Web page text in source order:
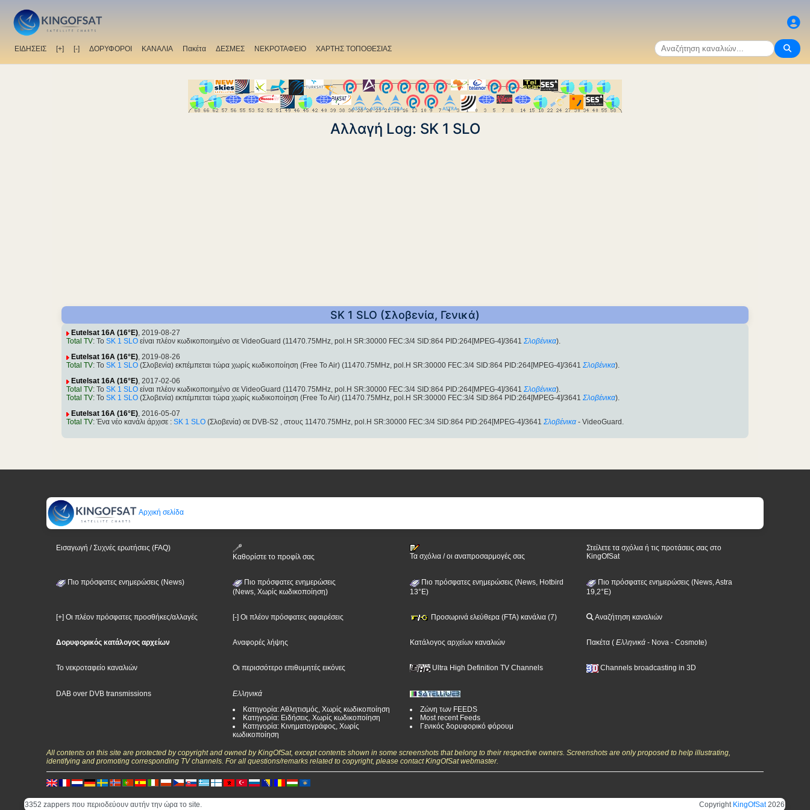
ΕΙΔΗΣΕΙΣ [+] [-] ΔΟΡΥΦΟΡΟΙ ΚΑΝΑΛΙΑ Πακέτα ΔΕΣΜΕΣ ΝΕΚΡΟΤΑΦΕΙΟ ΧΑΡΤΗΣ ΤΟΠΟΘΕΣΙΑΣ
Αλλαγή Log: SK 1 SLO
SK 1 SLO (Σλοβενία, Γενικά)
Eutelsat 16A (16°E), 2019-08-27
Total TV: Το SK 1 SLO είναι πλέον κωδικοποιημένο σε VideoGuard (11470.75MHz, pol.H SR:30000 FEC:3/4 SID:864 PID:264[MPEG-4]/3641 Σλοβένικα).
Eutelsat 16A (16°E), 2019-08-26
Total TV: Το SK 1 SLO (Σλοβενία) εκπέμπεται τώρα χωρίς κωδικοποίηση (Free To Air) (11470.75MHz, pol.H SR:30000 FEC:3/4 SID:864 PID:264[MPEG-4]/3641 Σλοβένικα).
Eutelsat 16A (16°E), 2017-02-06
Total TV: Το SK 1 SLO είναι πλέον κωδικοποιημένο σε VideoGuard (11470.75MHz, pol.H SR:30000 FEC:3/4 SID:864 PID:264[MPEG-4]/3641 Σλοβένικα).
Total TV: Το SK 1 SLO (Σλοβενία) εκπέμπεται τώρα χωρίς κωδικοποίηση (Free To Air) (11470.75MHz, pol.H SR:30000 FEC:3/4 SID:864 PID:264[MPEG-4]/3641 Σλοβένικα).
Eutelsat 16A (16°E), 2016-05-07
Total TV: Ένα νέο κανάλι άρχισε : SK 1 SLO (Σλοβενία) σε DVB-S2 , στους 11470.75MHz, pol.H SR:30000 FEC:3/4 SID:864 PID:264[MPEG-4]/3641 Σλοβένικα - VideoGuard.
Αρχική σελίδα
Εισαγωγή / Συχνές ερωτήσεις (FAQ)
Καθορίστε το προφίλ σας
Τα σχόλια / οι αναπροσαρμογές σας
Στείλετε τα σχόλια ή τις προτάσεις σας στο
KingOfSat
Πιο πρόσφατες ενημερώσεις (News)
Πιο πρόσφατες ενημερώσεις
(News, Χωρίς κωδικοποίηση)
Πιο πρόσφατες ενημερώσεις (News, Hotbird
13°E)
Πιο πρόσφατες ενημερώσεις (News, Astra
19,2°E)
[+] Οι πλέον πρόσφατες προσθήκες/αλλαγές [-] Οι πλέον πρόσφατες αφαιρέσεις Προσωρινά ελεύθερα (FTA) κανάλια (7) Αναζήτηση καναλιών
Δορυφορικός κατάλογος αρχείων Αναφορές λήψης Κατάλογος αρχείων καναλιών Πακέτα ( Ελληνικά - Nova - Cosmote)
Το νεκροταφείο καναλιών Οι περισσότερο επιθυμητές εικόνες Ultra High Definition TV Channels Channels broadcasting in 3D
DAB over DVB transmissions
Ελληνικά
Κατηγορία: Αθλητισμός, Χωρίς κωδικοποίηση
Κατηγορία: Ειδήσεις, Χωρίς κωδικοποίηση
Κατηγορία: Κινηματογράφος, Χωρίς
κωδικοποίηση
Ζώνη των FEEDS
Most recent Feeds
Γενικός δορυφορικό φόρουμ
All contents on this site are protected by copyright and owned by KingOfSat, except contents shown in some screenshots that belong to their respective owners. Screenshots are only proposed to help illustrating,
identifying and promoting corresponding TV channels. For all questions/remarks related to copyright, please contact KingOfSat webmaster.
3352 zappers που περιοδεύουν αυτήν την ώρα το site. Copyright KingOfSat2026